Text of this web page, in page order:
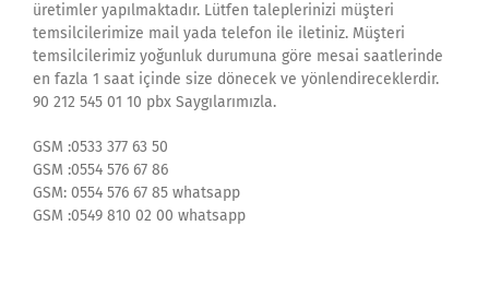
üretimler yapılmaktadır. Lütfen taleplerinizi müşteri
temsilcilerimize mail yada telefon ile iletiniz. Müşteri
temsilcilerimiz yoğunluk durumuna göre mesai saatlerinde
en fazla 1 saat içinde size dönecek ve yönlendireceklerdir.
90 212 545 01 10 pbx Saygılarımızla.
GSM :0533 377 63 50
GSM :0554 576 67 86
GSM: 0554 576 67 85 whatsapp
GSM :0549 810 02 00 whatsapp